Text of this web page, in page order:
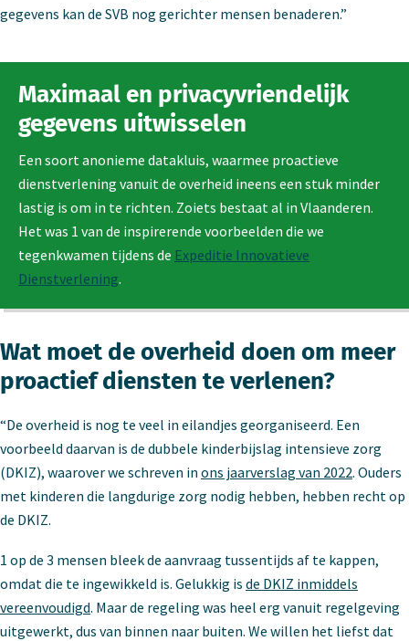
gegevens kan de SVB nog gerichter mensen benaderen.”
Maximaal en privacyvriendelijk
gegevens uitwisselen
Een soort anonieme datakluis, waarmee proactieve
dienstverlening vanuit de overheid ineens een stuk minder
lastig is om in te richten. Zoiets bestaat al in Vlaanderen.
Het was 1 van de inspirerende voorbeelden die we
tegenkwamen tijdens de Expeditie Innovatieve
Dienstverlening.
Wat moet de overheid doen om meer
proactief diensten te verlenen?
“De overheid is nog te veel in eilandjes georganiseerd. Een
voorbeeld daarvan is de dubbele kinderbijslag intensieve zorg
(DKIZ), waarover we schreven in ons jaarverslag van 2022. Ouders
met kinderen die langdurige zorg nodig hebben, hebben recht op
de DKIZ.
1 op de 3 mensen bleek de aanvraag tussentijds af te kappen,
omdat die te ingewikkeld is. Gelukkig is de DKIZ inmiddels
vereenvoudigd. Maar de regeling was heel erg vanuit regelgeving
uitgewerkt, dus van binnen naar buiten. We willen het liefst dat